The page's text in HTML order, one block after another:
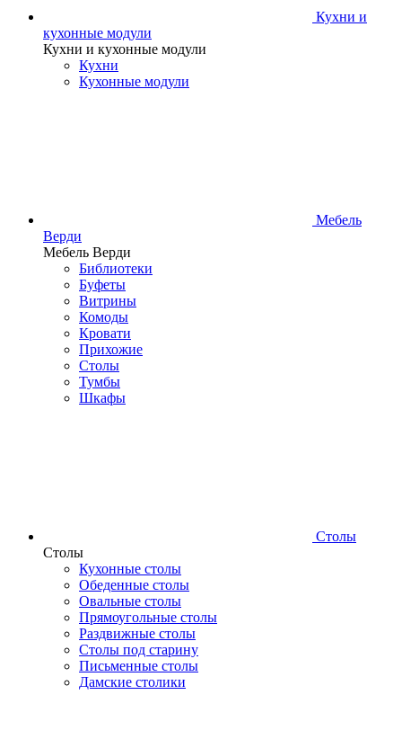
Кухни и
кухонные модули
Кухни и кухонные модули
Кухни
Кухонные модули
Мебель
Верди
Мебель Верди
Библиотеки
Буфеты
Витрины
Комоды
Кровати
Прихожие
Столы
Тумбы
Шкафы
Столы
Столы
Кухонные столы
Обеденные столы
Овальные столы
Прямоугольные столы
Раздвижные столы
Столы под старину
Письменные столы
Дамские столики